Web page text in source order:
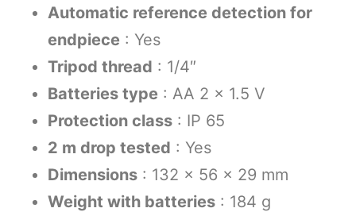
Automatic reference detection for
endpiece : Yes
Tripod thread : 1/4″
Batteries type : AA 2 × 1.5 V
Protection class : IP 65
2 m drop tested : Yes
Dimensions : 132 × 56 × 29 mm
Weight with batteries : 184 g